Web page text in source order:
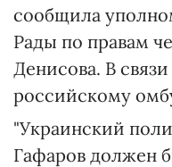
сообщила
Рады по правам
Денисова. В
российскому
"Украинский
Гафаров должен